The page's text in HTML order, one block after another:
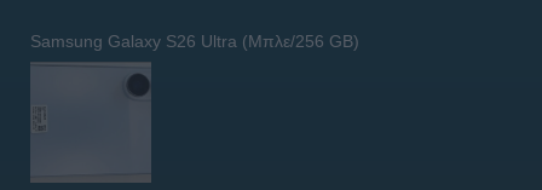
Samsung Galaxy S26 Ultra (Μπλε/256 GB)